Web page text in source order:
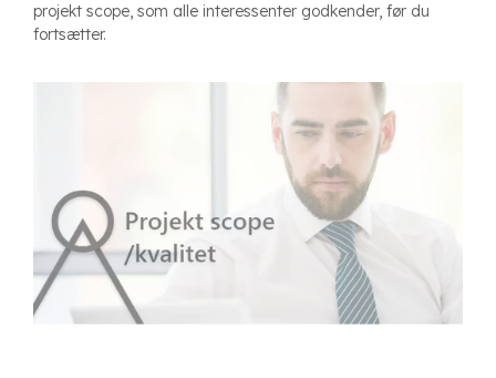
projekt scope, som alle interessenter godkender, før du
fortsætter.